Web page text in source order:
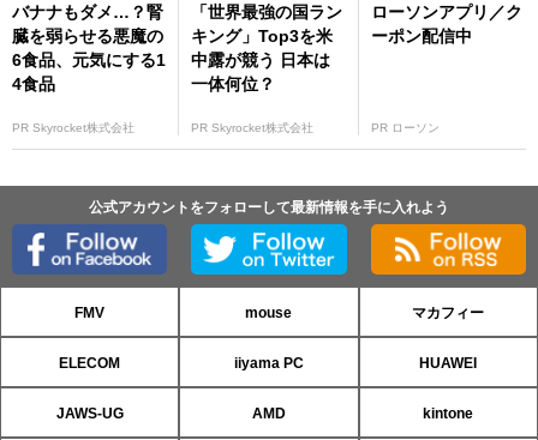
バナナもダメ…？腎
臓を弱らせる悪魔の
6食品、元気にする1
4食品
PR Skyrocket株式会社
「世界最強の国ラン
キング」Top3を米
中露が競う 日本は
一体何位？
PR Skyrocket株式会社
ローソンアプリ／ク
ーポン配信中
PR ローソン
公式アカウントをフォローして最新情報を手に入れよう
FMV mouse マカフィー
ELECOM iiyama PC HUAWEI
JAWS-UG AMD kintone